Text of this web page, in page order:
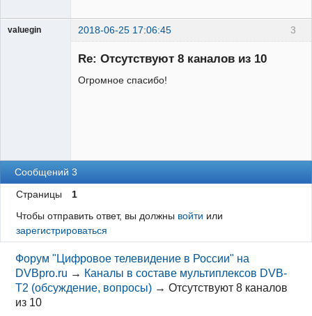
3
valuegin 2018-06-25 17:06:45
Re: Отсутствуют 8 каналов из 10
Огромное спасибо!
Сообщений 3
Страницы
1
Чтобы отправить ответ, вы должны войти или
зарегистрироваться
Форум "Цифровое телевидение в России" на
DVBpro.ru → Каналы в составе мультиплексов DVB-
T2 (обсуждение, вопросы) →Отсутствуют 8 каналов
из 10